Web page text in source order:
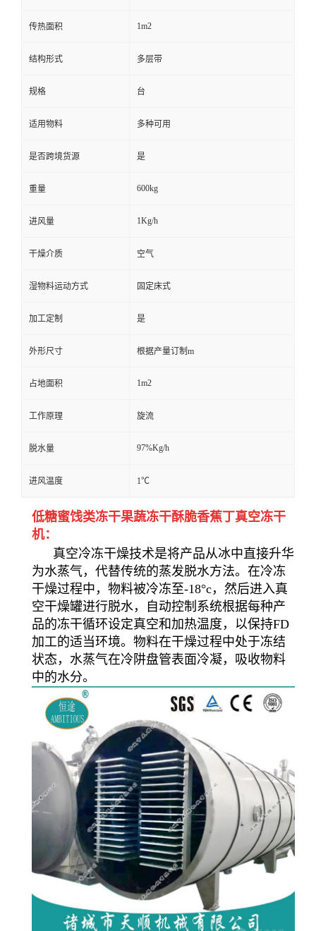
传热面积 1m2
结构形式 多层带
规格 台
适用物料 多种可用
是否跨境货源 是
重量 600kg
进风量 1Kg/h
干燥介质 空气
湿物料运动方式 固定床式
加工定制 是
外形尺寸 根据产量订制m
占地面积 1m2
工作原理 旋流
脱水量 97%Kg/h
进风温度 1℃
低糖蜜饯类冻干果蔬冻干酥脆香蕉丁真空冻干
机：
真空冷冻干燥技术是将产品从冰中直接升华
为水蒸气，代替传统的蒸发脱水方法。在冷冻
干燥过程中，物料被冷冻至-18°c，然后进入真
空干燥罐进行脱水，自动控制系统根据每种产
品的冻干循环设定真空和加热温度，以保持FD
加工的适当环境。物料在干燥过程中处于冻结
状态，水蒸气在冷阱盘管表面冷凝，吸收物料
中的水分。